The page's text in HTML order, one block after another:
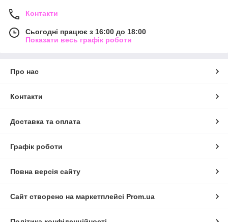
Контакти
Сьогодні працює з 16:00 до 18:00
Показати весь графік роботи
Про нас
Контакти
Доставка та оплата
Графік роботи
Повна версія сайту
Сайт створено на маркетплейсі Prom.ua